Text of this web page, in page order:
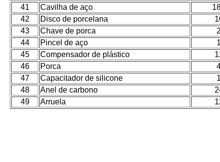
41
Cavilha de aço
42
Disco de porcelana
43
Chave de porca
44
Pincel de aço
45
Compensador de plástico
46
Porca
47
Capacitador de silicone
48
Anel de carbono
49
Arruela